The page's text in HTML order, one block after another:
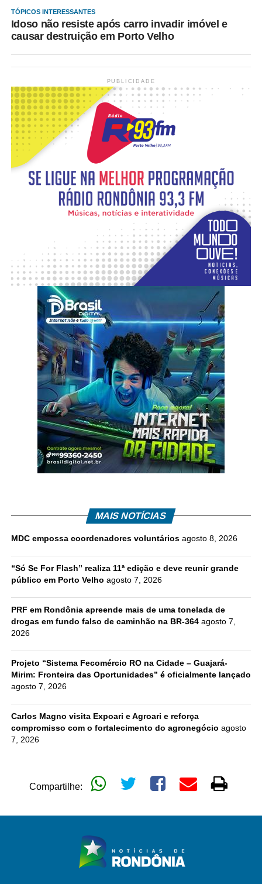
TÓPICOS INTERESSANTES
Idoso não resiste após carro invadir imóvel e
causar destruição em Porto Velho
PUBLICIDADE
MAIS NOTÍCIAS
MDC empossa coordenadores voluntários agosto 8, 2026
“Só Se For Flash” realiza 11ª edição e deve reunir grande
público em Porto Velho agosto 7, 2026
PRF em Rondônia apreende mais de uma tonelada de
drogas em fundo falso de caminhão na BR-364 agosto 7,
2026
Projeto “Sistema Fecomércio RO na Cidade – Guajará-
Mirim: Fronteira das Oportunidades” é oficialmente lançado
agosto 7, 2026
Carlos Magno visita Expoari e Agroari e reforça
compromisso com o fortalecimento do agronegócio agosto
7, 2026
Compartilhe: